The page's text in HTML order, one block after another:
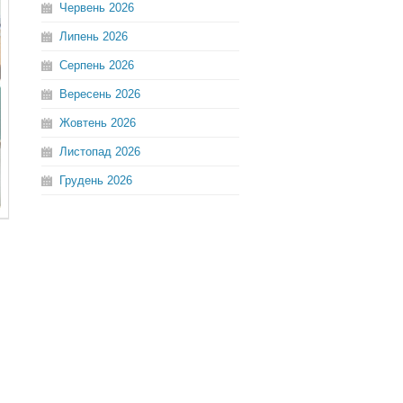
Червень 2026
Липень 2026
Серпень 2026
Вересень 2026
Жовтень 2026
Листопад 2026
Грудень 2026